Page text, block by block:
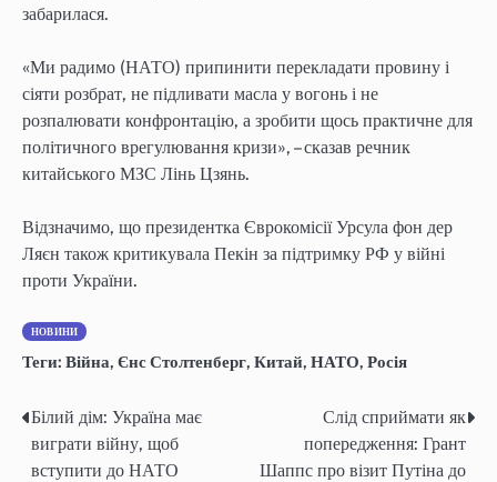
забарилася.
«Ми радимо (НАТО) припинити перекладати провину і
сіяти розбрат, не підливати масла у вогонь і не
розпалювати конфронтацію, а зробити щось практичне для
політичного врегулювання кризи», – сказав речник
китайського МЗС Лінь Цзянь.
Відзначимо, що президентка Єврокомісії Урсула фон дер
Ляєн також критикувала Пекін за підтримку РФ у війні
проти України.
НОВИНИ
Теги: Війна, Єнс Столтенберг, Китай, НАТО, Росія
Навігація
записів
Білий дім: Україна має
виграти війну, щоб
вступити до НАТО
Слід сприймати як
попередження: Грант
Шаппс про візит Путіна до